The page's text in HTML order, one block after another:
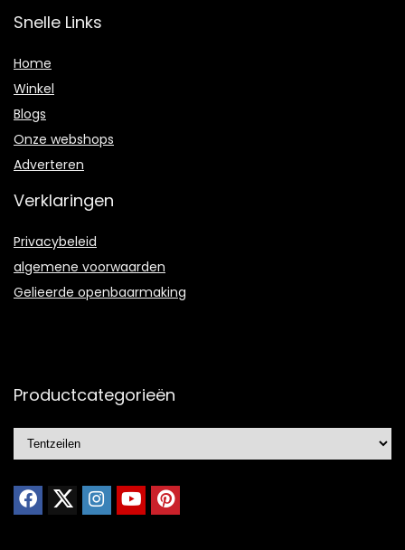
Snelle Links
Home
Winkel
Blogs
Onze webshops
Adverteren
Verklaringen
Privacybeleid
algemene voorwaarden
Gelieerde openbaarmaking
Productcategorieën